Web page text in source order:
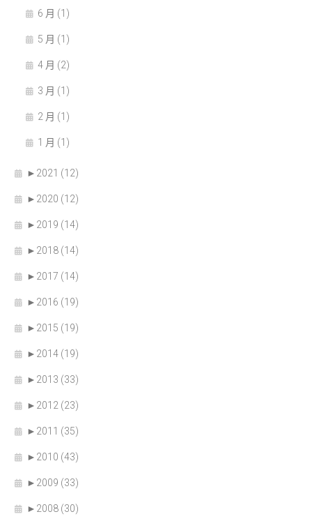
6 月 (1)
5 月 (1)
4 月 (2)
3 月 (1)
2 月 (1)
1 月 (1)
► 2021 (12)
► 2020 (12)
► 2019 (14)
► 2018 (14)
► 2017 (14)
► 2016 (19)
► 2015 (19)
► 2014 (19)
► 2013 (33)
► 2012 (23)
► 2011 (35)
► 2010 (43)
► 2009 (33)
► 2008 (30)